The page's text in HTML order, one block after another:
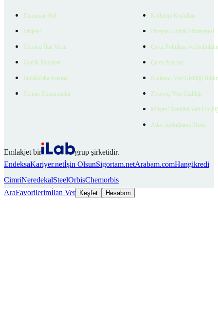
Danışman Bul
Projeler
Ücretsiz İlan Verin
Üyelik Paketleri
EmlakZeka Asistan
Uzman Danışmanlar
Kullanım Koşulları
Bireysel Üyelik Sözleşmesi
Çerez Politikası ve
Çerez Ayarları
Kullanıcı Veri Gizliliği
Ziyaretçi Veri Gizliliği
Müşteri Yetkilisi Veri
Aday Aydınlatma Metni
Emlakjet bir
grup şirketidir.
EndeksaKariyer.netİşin OlsunSigortam.netArabam.comHangikredi
CimriNeredekalSteelOrbisChemorbis
AraFavorilerimİlan Ver Keşfet Hesabım